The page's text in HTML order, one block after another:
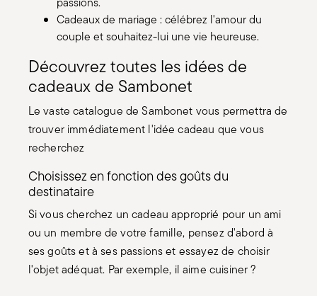
Cadeaux de mariage : célébrez l'amour du
couple et souhaitez-lui une vie heureuse.
Découvrez toutes les idées de
cadeaux de Sambonet
Le vaste catalogue de Sambonet vous permettra de
trouver immédiatement l'idée cadeau que vous
recherchez
Choisissez en fonction des goûts du
destinataire
Si vous cherchez un cadeau approprié pour un ami
ou un membre de votre famille, pensez d'abord à
ses goûts et à ses passions et essayez de choisir
l'objet adéquat. Par exemple, il aime cuisiner ?